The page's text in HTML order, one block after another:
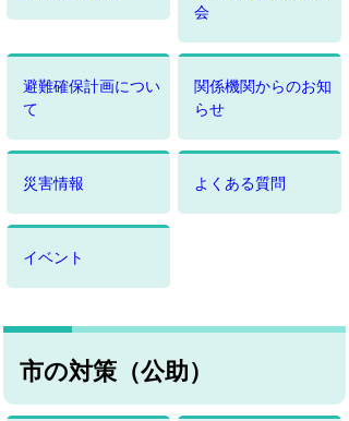
会
避難確保計画につい
て
関係機関からのお知
らせ
災害情報 よくある質問
イベント
市の対策（公助）